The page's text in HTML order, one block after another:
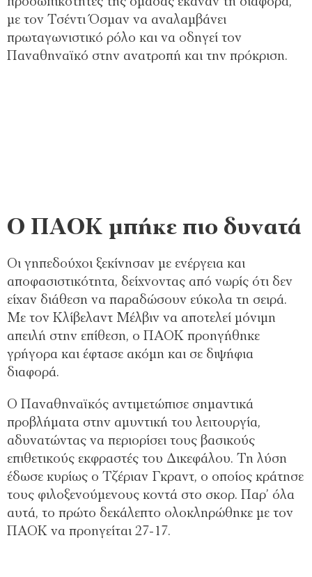
με τον Τσέντι Όσμαν να αναλαμβάνει
πρωταγωνιστικό ρόλο και να οδηγεί τον
Παναθηναϊκό στην ανατροπή και την πρόκριση.
Ο ΠΑΟΚ μπήκε πιο δυνατά
Οι γηπεδούχοι ξεκίνησαν με ενέργεια και
αποφασιστικότητα, δείχνοντας από νωρίς ότι δεν
είχαν διάθεση να παραδώσουν εύκολα τη σειρά.
Με τον Κλίβελαντ Μέλβιν να αποτελεί μόνιμη
απειλή στην επίθεση, ο ΠΑΟΚ προηγήθηκε
γρήγορα και έφτασε ακόμη και σε διψήφια
διαφορά.
Ο Παναθηναϊκός αντιμετώπισε σημαντικά
προβλήματα στην αμυντική του λειτουργία,
αδυνατώντας να περιορίσει τους βασικούς
επιθετικούς εκφραστές του Δικεφάλου. Τη λύση
έδωσε κυρίως ο Τζέριαν Γκραντ, ο οποίος κράτησε
τους φιλοξενούμενους κοντά στο σκορ. Παρ’ όλα
αυτά, το πρώτο δεκάλεπτο ολοκληρώθηκε με τον
ΠΑΟΚ να προηγείται 27-17.